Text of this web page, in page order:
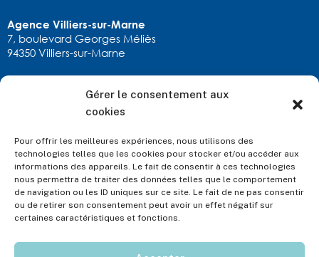
Gérer le consentement aux
cookies
Pour offrir les meilleures expériences, nous utilisons des
technologies telles que les cookies pour stocker et/ou accéder aux
informations des appareils. Le fait de consentir à ces technologies
nous permettra de traiter des données telles que le comportement
de navigation ou les ID uniques sur ce site. Le fait de ne pas consentir
ou de retirer son consentement peut avoir un effet négatif sur
certaines caractéristiques et fonctions.
Agence Villiers-sur-Marne
7, boulevard Georges Méliès
94350 Villiers-sur-Marne
RESTONS EN CONTACT
calexandre.chatx@allianz.fr
ou vianotre formulaire